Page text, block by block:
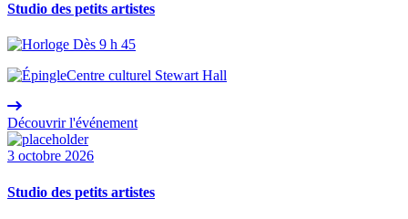
Studio des petits artistes
Dès 9 h 45
Centre culturel Stewart Hall
Découvrir l'événement
3 octobre 2026
Studio des petits artistes